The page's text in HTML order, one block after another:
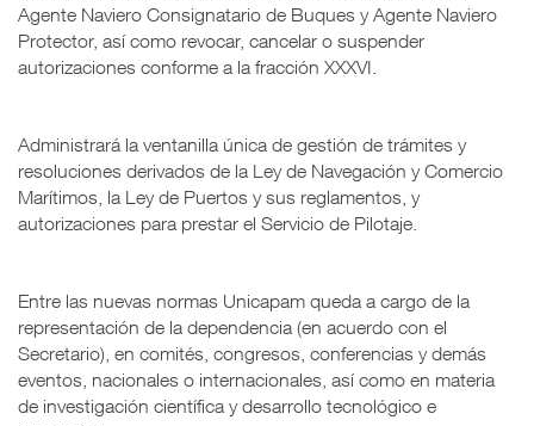
Agente Naviero Consignatario de Buques y Agente Naviero
Protector, así como revocar, cancelar o suspender
autorizaciones conforme a la fracción XXXVI.
Administrará la ventanilla única de gestión de trámites y
resoluciones derivados de la Ley de Navegación y Comercio
Marítimos, la Ley de Puertos y sus reglamentos, y
autorizaciones para prestar el Servicio de Pilotaje.
Entre las nuevas normas Unicapam queda a cargo de la
representación de la dependencia (en acuerdo con el
Secretario), en comités, congresos, conferencias y demás
eventos, nacionales o internacionales, así como en materia
de investigación científica y desarrollo tecnológico e